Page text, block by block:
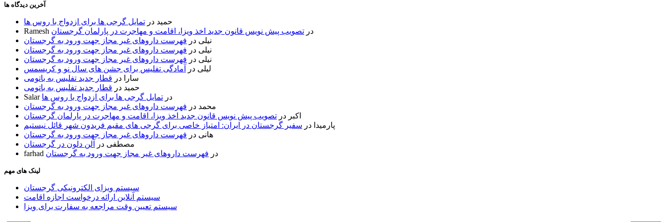
آخرین دیدگاه ها
حمید در تمایل گرجی ها برای ازدواج با روس ها
Ramesh
در تصویب پیش نویس قانون جدید اخذ ویزا، اقامت و مهاجرت در پارلمان گرجستان
نیلی در فهرست داروهای غیر مجاز جهت ورود به گرجستان
نیلی در فهرست داروهای غیر مجاز جهت ورود به گرجستان
نیلی در فهرست داروهای غیر مجاز جهت ورود به گرجستان
لیلی در
آمادگی تفلیس برای جشن های سال نو و کریسمس
سارا
در قطار جدید تفلیس به باتومی
حمید در قطار جدید تفلیس به باتومی
Salar
در تمایل گرجی ها برای ازدواج با روس ها
محمد در فهرست داروهای غیر مجاز جهت ورود به گرجستان
اکبر در تصویب پیش نویس قانون جدید اخذ ویزا، اقامت و مهاجرت در پارلمان گرجستان
پارمیدا در سفیر گرجستان در ایران: امتیاز خاصی برای گرجی های مقیم فریدون شهر قائل نیستیم
هانی در فهرست داروهای غیر مجاز جهت ورود به گرجستان
مصطفی در
آلن دلون در گرجستان
farhad
در فهرست داروهای غیر مجاز جهت ورود به گرجستان
لینک های مهم
سیستم ویزای الکترونیکی گرجستان
سیستم آنلاین ارائه درخواست اجازه اقامت
سیستم تعیین وقت مراجعه به سفارت برای ویزا